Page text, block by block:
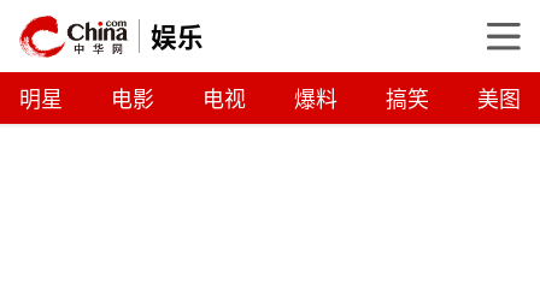
娱乐
明星 电影 电视 爆料 搞笑 美图